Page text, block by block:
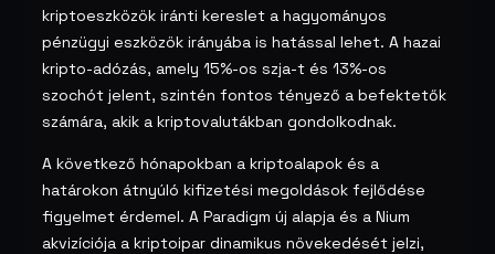
kriptoeszközök iránti kereslet a hagyományos
pénzügyi eszközök irányába is hatással lehet. A hazai
kripto-adózás, amely 15%-os szja-t és 13%-os
szochót jelent, szintén fontos tényező a befektetők
számára, akik a kriptovalutákban gondolkodnak.
A következő hónapokban a kriptoalapok és a
határokon átnyúló kifizetési megoldások fejlődése
figyelmet érdemel. A Paradigm új alapja és a Nium
akvizíciója a kriptoipar dinamikus növekedését jelzi,